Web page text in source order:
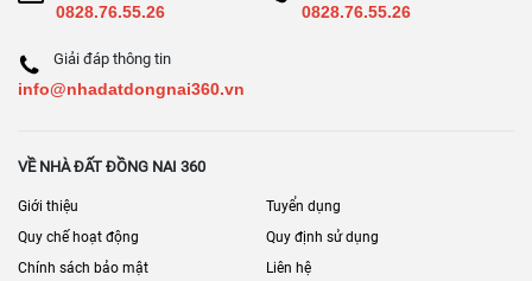
0828.76.55.26 0828.76.55.26
Giải đáp thông tin
info@nhadatdongnai360.vn
VỀ NHÀ ĐẤT ĐỒNG NAI 360
Giới thiệu
Tuyển dụng
Quy chế hoạt động
Quy định sử dụng
Chính sách bảo mật
Liên hệ